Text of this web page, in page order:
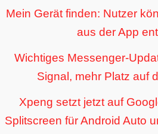
Mein Gerät finden: Nutzer
aus der App
Wichtiges Messenger-
Signal, mehr Platz auf
Xpeng setzt jetzt auf
Splitscreen für Android Auto